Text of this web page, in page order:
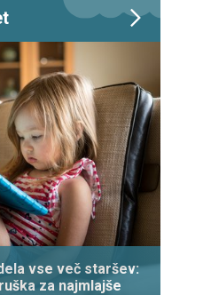
vse več staršev:
za najmlajše